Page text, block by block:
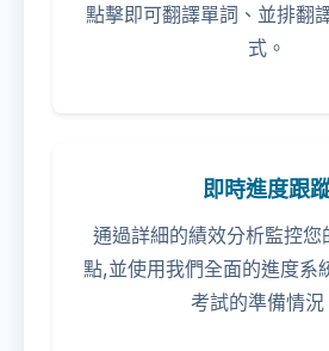
點擊即可翻譯單詞、並排翻
式。
即時進度跟
通過詳細的績效分析監控您
點,並使用我們全面的進度系
考試的準備情況